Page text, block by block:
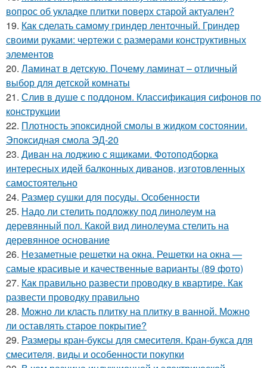
вопрос об укладке плитки поверх старой актуален?
19. Как сделать самому гриндер ленточный. Гриндер
своими руками: чертежи с размерами конструктивных
элементов
20. Ламинат в детскую. Почему ламинат – отличный
выбор для детской комнаты
21. Слив в душе с поддоном. Классификация сифонов по
конструкции
22. Плотность эпоксидной смолы в жидком состоянии.
Эпоксидная смола ЭД-20
23. Диван на лоджию с ящиками. Фотоподборка
интересных идей балконных диванов, изготовленных
самостоятельно
24. Размер сушки для посуды. Особенности
25. Надо ли стелить подложку под линолеум на
деревянный пол. Какой вид линолеума стелить на
деревянное основание
26. Незаметные решетки на окна. Решетки на окна —
самые красивые и качественные варианты (89 фото)
27. Как правильно развести проводку в квартире. Как
развести проводку правильно
28. Можно ли класть плитку на плитку в ванной. Можно
ли оставлять старое покрытие?
29. Размеры кран-буксы для смесителя. Кран-букса для
смесителя, виды и особенности покупки